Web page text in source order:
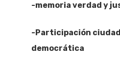
-memoria verdad y
-Participación
democrática